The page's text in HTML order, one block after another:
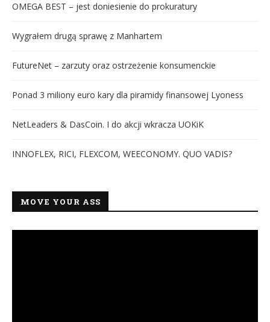
OMEGA BEST – jest doniesienie do prokuratury
Wygrałem drugą sprawę z Manhartem
FutureNet – zarzuty oraz ostrzeżenie konsumenckie
Ponad 3 miliony euro kary dla piramidy finansowej Lyoness
NetLeaders & DasCoin. I do akcji wkracza UOKiK
INNOFLEX, RICI, FLEXCOM, WEECONOMY. QUO VADIS?
MOVE YOUR ASS